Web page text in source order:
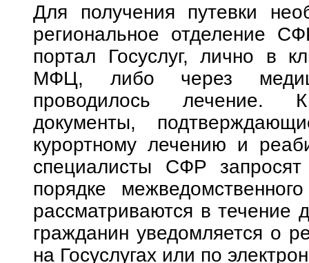
Для получения путевки
региональное отделение
портал Госуслуг, лично в
МФЦ, либо через
проводилось лечение.
документы,
курортному лечению и
специалисты СФР
порядке
рассматриваются в течение
гражданин уведомляется о
на Госуслугах или по